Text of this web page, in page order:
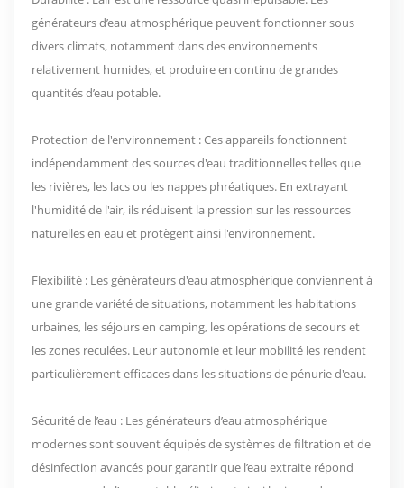
générateurs d’eau atmosphérique peuvent fonctionner sous
divers climats, notamment dans des environnements
relativement humides, et produire en continu de grandes
quantités d’eau potable.
Protection de l'environnement : Ces appareils fonctionnent
indépendamment des sources d'eau traditionnelles telles que
les rivières, les lacs ou les nappes phréatiques. En extrayant
l'humidité de l'air, ils réduisent la pression sur les ressources
naturelles en eau et protègent ainsi l'environnement.
Flexibilité : Les générateurs d'eau atmosphérique conviennent à
une grande variété de situations, notamment les habitations
urbaines, les séjours en camping, les opérations de secours et
les zones reculées. Leur autonomie et leur mobilité les rendent
particulièrement efficaces dans les situations de pénurie d'eau.
Sécurité de l’eau : Les générateurs d’eau atmosphérique
modernes sont souvent équipés de systèmes de filtration et de
désinfection avancés pour garantir que l’eau extraite répond